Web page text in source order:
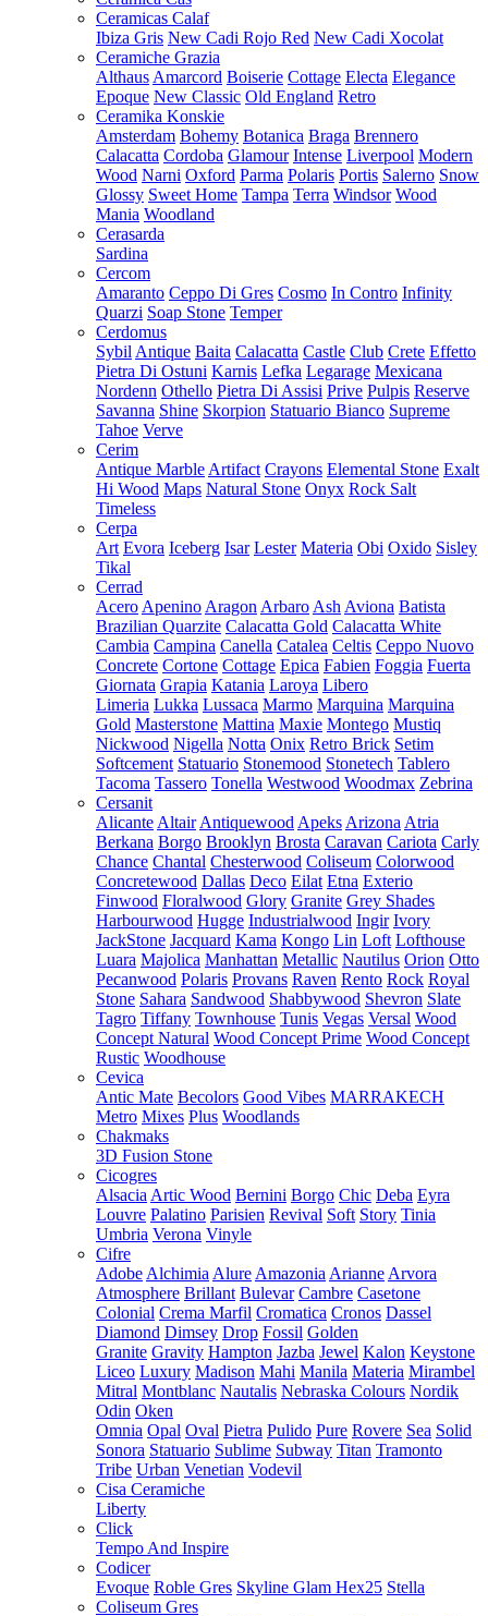
Ceramicas Calaf
Ibiza Gris New Cadi Rojo Red New Cadi Xocolat
Ceramiche Grazia
Althaus Amarcord Boiserie Cottage Electa Elegance
Epoque New Classic Old England Retro
Ceramika Konskie
Amsterdam Bohemy Botanica Braga Brennero
Calacatta Cordoba Glamour Intense Liverpool Modern
Wood Narni Oxford Parma Polaris Portis Salerno Snow
Glossy Sweet Home Tampa Terra Windsor Wood
Mania Woodland
Cerasarda
Sardina
Cercom
Amaranto Ceppo Di Gres Cosmo In Contro Infinity
Quarzi Soap Stone Temper
Cerdomus
Sybil Antique Baita Calacatta Castle Club Crete Effetto
Pietra Di Ostuni Karnis Lefka Legarage Mexicana
Nordenn Othello Pietra Di Assisi Prive Pulpis Reserve
Savanna Shine Skorpion Statuario Bianco Supreme
Tahoe Verve
Cerim
Antique Marble Artifact Crayons Elemental Stone Exalt
Hi Wood Maps Natural Stone Onyx Rock Salt
Timeless
Cerpa
Art Evora Iceberg Isar Lester Materia Obi Oxido Sisley
Tikal
Cerrad
Acero Apenino Aragon Arbaro Ash Aviona Batista
Brazilian Quarzite Calacatta Gold Calacatta White
Cambia Campina Canella Catalea Celtis Ceppo Nuovo
Concrete Cortone Cottage Epica Fabien Foggia Fuerta
Giornata Grapia Katania Laroya Libero
Limeria Lukka Lussaca Marmo Marquina Marquina
Gold Masterstone Mattina Maxie Montego Mustiq
Nickwood Nigella Notta Onix Retro Brick Setim
Softcement Statuario Stonemood Stonetech Tablero
Tacoma Tassero Tonella Westwood Woodmax Zebrina
Cersanit
Alicante Altair Antiquewood Apeks Arizona Atria
Berkana Borgo Brooklyn Brosta Caravan Cariota Carly
Chance Chantal Chesterwood Coliseum Colorwood
Concretewood Dallas Deco Eilat Etna Exterio
Finwood Floralwood Glory Granite Grey Shades
Harbourwood Hugge Industrialwood Ingir Ivory
JackStone Jacquard Kama Kongo Lin Loft Lofthouse
Luara Majolica Manhattan Metallic Nautilus Orion Otto
Pecanwood Polaris Provans Raven Rento Rock Royal
Stone Sahara Sandwood Shabbywood Shevron Slate
Tagro Tiffany Townhouse Tunis Vegas Versal Wood
Concept Natural Wood Concept Prime Wood Concept
Rustic Woodhouse
Cevica
Antic Mate Becolors Good Vibes MARRAKECH
Metro Mixes Plus Woodlands
Chakmaks
3D Fusion Stone
Cicogres
Alsacia Artic Wood Bernini Borgo Chic Deba Eyra
Louvre Palatino Parisien Revival Soft Story Tinia
Umbria Verona Vinyle
Cifre
Adobe Alchimia Alure Amazonia Arianne Arvora
Atmosphere Brillant Bulevar Cambre Casetone
Colonial Crema Marfil Cromatica Cronos Dassel
Diamond Dimsey Drop Fossil Golden
Granite Gravity Hampton Jazba Jewel Kalon Keystone
Liceo Luxury Madison Mahi Manila Materia Mirambel
Mitral Montblanc Nautalis Nebraska Colours Nordik
Odin Oken
Omnia Opal Oval Pietra Pulido Pure Rovere Sea Solid
Sonora Statuario Sublime Subway Titan Tramonto
Tribe Urban Venetian Vodevil
Cisa Ceramiche
Liberty
Click
Tempo And Inspire
Codicer
Evoque Roble Gres Skyline Glam Hex25 Stella
Coliseum Gres